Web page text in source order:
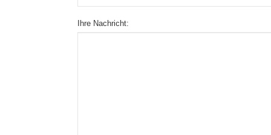
Ihre Nachricht: